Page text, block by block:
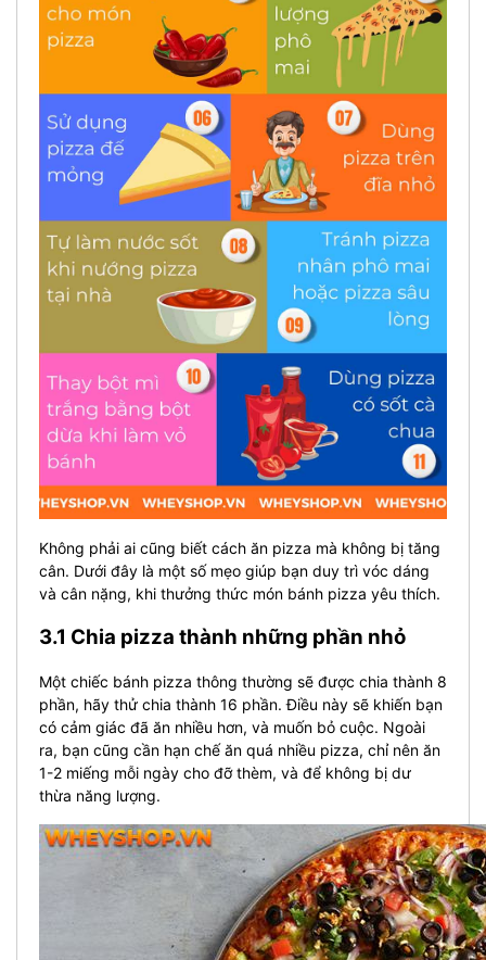
Không phải ai cũng biết cách ăn pizza mà không bị tăng
cân. Dưới đây là một số mẹo giúp bạn duy trì vóc dáng
và cân nặng, khi thưởng thức món bánh pizza yêu thích.
3.1 Chia pizza thành những phần nhỏ
Một chiếc bánh pizza thông thường sẽ được chia thành 8
phần, hãy thử chia thành 16 phần. Điều này sẽ khiến bạn
có cảm giác đã ăn nhiều hơn, và muốn bỏ cuộc. Ngoài
ra, bạn cũng cần hạn chế ăn quá nhiều pizza, chỉ nên ăn
1-2 miếng mỗi ngày cho đỡ thèm, và để không bị dư
thừa năng lượng.